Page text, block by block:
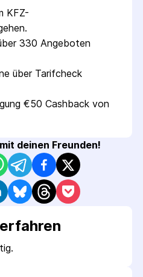
KFZ-
330 Angeboten
über Tarifcheck
€50 Cashback von
deinen Freunden!